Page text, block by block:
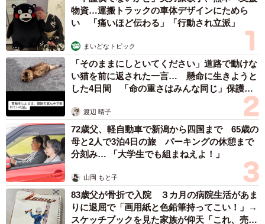
物資…運搬トラックの車体デザインにためら
い 「痛いほど伝わる」「行動され立派」
まいどなトピック
「そのままにしといてください」道路で動けな
い猫を前に返された一言… 懸命に生きようと
した4日間 「命の重さはみんな同じ」保護団
渡辺 晴子
72歳父、軽自動車で新潟から四国まで 65歳の
母と2人で3泊4日の旅 パーキングの休憩まで
分刻み… 「大学生でも組まねえよ！」
山岡 もと子
83歳父が骨折で入院 ３カ月の病院生活があま
りに退屈で「画用紙と色鉛筆持ってこい！」→
スケッチブックを見た家族が仰天「これ、売れ